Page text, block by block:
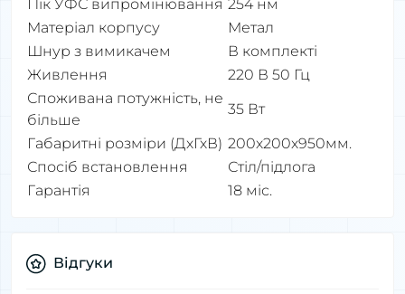
Пік УФС випромінювання 254 нм
Матеріал корпусу
Метал
Шнур з вимикачем
В комплекті
Живлення
220 В 50 Гц
Споживана потужність, не
більше
35 Вт
Габаритні розміри (ДхГхВ) 200х200х950мм.
Спосіб встановлення
Стіл/підлога
Гарантія
18 міс.
Відгуки